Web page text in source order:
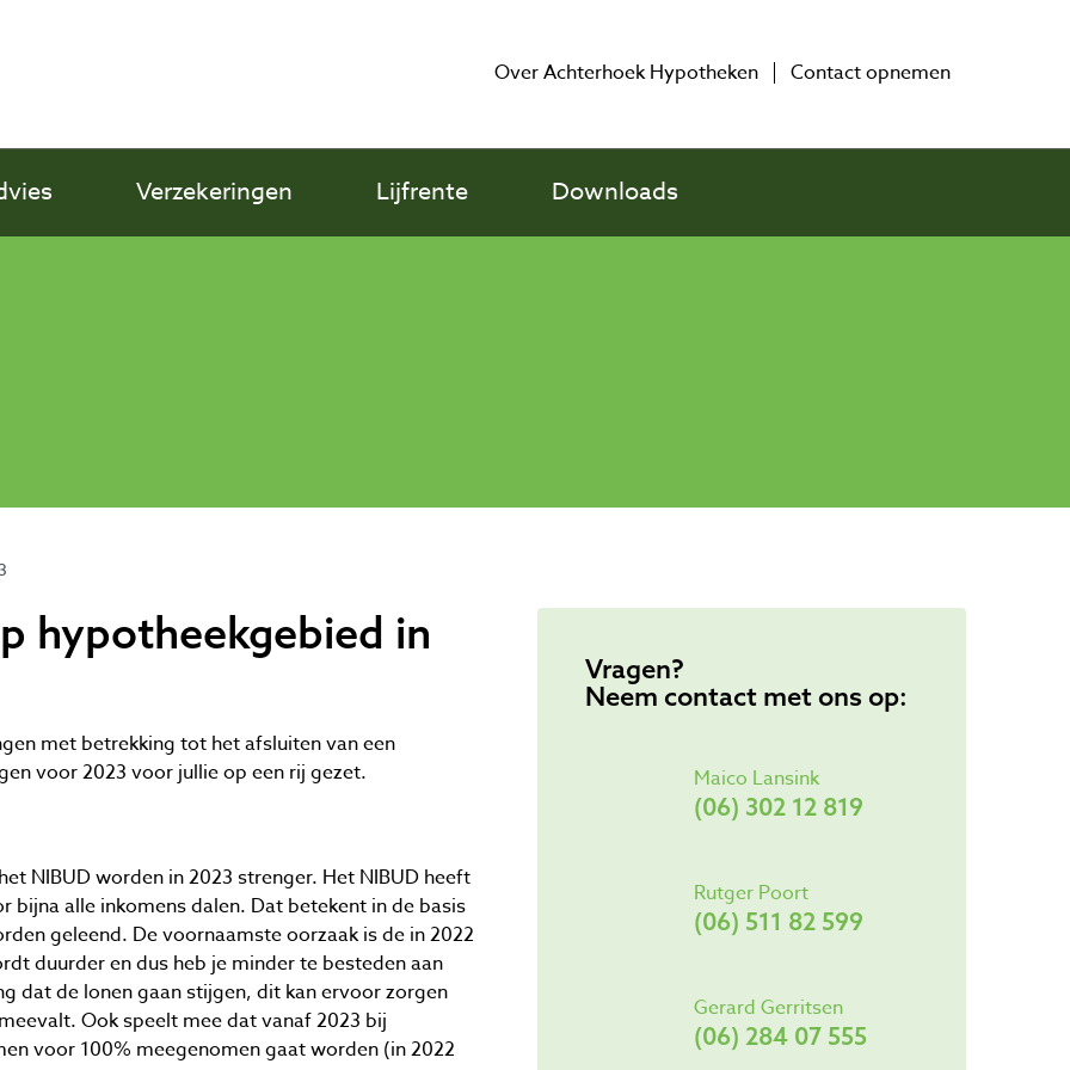
Over Achterhoek Hypotheken Contact opnemen
Verzekeringen Lijfrente Downloads
hypotheekgebied in
met betrekking tot het afsluiten van een
voor 2023 voor jullie op een rij gezet.
NIBUD worden in 2023 strenger. Het NIBUD heeft
alle inkomens dalen. Dat betekent in de basis
geleend. De voornaamste oorzaak is de in 2022
duurder en dus heb je minder te besteden aan
dat de lonen gaan stijgen, dit kan ervoor zorgen
Ook speelt mee dat vanaf 2023 bij
voor 100% meegenomen gaat worden (in 2022
Vragen?
Neem contact met ons op:
Maico Lansink
(06) 302 12 819
Rutger Poort
(06) 511 82 599
Gerard Gerritsen
(06) 284 07 555